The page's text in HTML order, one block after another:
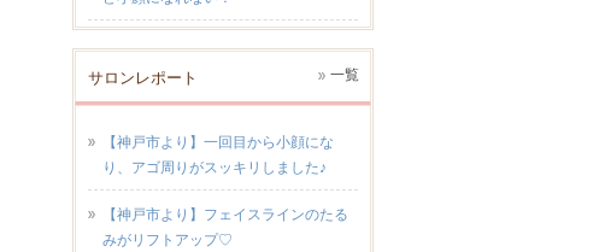
サロンレポート 一覧
【神戸市より】一回目から小顔にな
り、アゴ周りがスッキリしました♪
【神戸市より】フェイスラインのたる
みがリフトアップ♡